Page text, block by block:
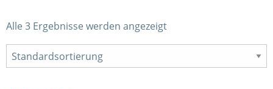
DER ERLEBNISBAUERNHOF
DIE KÄSEREI
Alle 3 Ergebnisse werden angezeigt